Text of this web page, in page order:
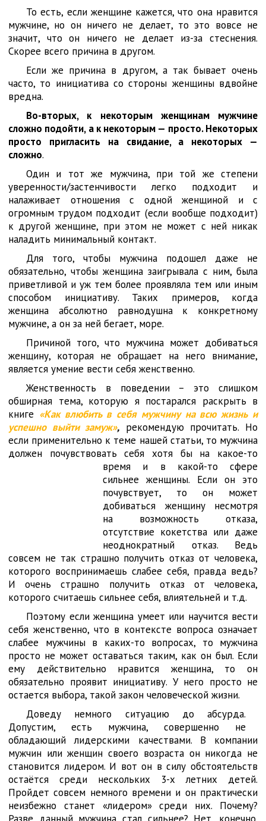
То есть, если женщине кажется, что она нравится
мужчине, но он ничего не делает, то это вовсе не
значит, что он ничего не делает из-за стеснения.
Скорее всего причина в другом.
Если же причина в другом, а так бывает очень
часто, то инициатива со стороны женщины вдвойне
вредна.
Во-вторых, к некоторым женщинам мужчине
сложно подойти, а к некоторым — просто. Некоторых
просто пригласить на свидание, а некоторых —
сложно.
Один и тот же мужчина, при той же степени
уверенности/застенчивости легко подходит и
налаживает отношения с одной женщиной и с
огромным трудом подходит (если вообще подходит)
к другой женщине, при этом не может с ней никак
наладить минимальный контакт.
Для того, чтобы мужчина подошел даже не
обязательно, чтобы женщина заигрывала с ним, была
приветливой и уж тем более проявляла тем или иным
способом инициативу. Таких примеров, когда
женщина абсолютно равнодушна к конкретному
мужчине, а он за ней бегает, море.
Причиной того, что мужчина может добиваться
женщину, которая не обращает на него внимание,
является умение вести себя женственно.
Женственность в поведении – это слишком
обширная тема, которую я постарался раскрыть в
книге «Как влюбить в себя мужчину на всю жизнь и
успешно выйти замуж», рекомендую прочитать. Но
если применительно к теме нашей статьи, то мужчина
должен почувствовать себя хотя бы на какое-то
время и в какой-то сфере
сильнее женщины. Если он это
почувствует, то он может
добиваться женщину несмотря
на возможность отказа,
отсутствие кокетства или даже
неоднократный отказ. Ведь
совсем не так страшно получить отказ от человека,
которого воспринимаешь слабее себя, правда ведь?
И очень страшно получить отказ от человека,
которого считаешь сильнее себя, влиятельней и т.д.
Поэтому если женщина умеет или научится вести
себя женственно, что в контексте вопроса означает
слабее мужчины в каких-то вопросах, то мужчина
просто не может оставаться таким, как он был. Если
ему действительно нравится женщина, то он
обязательно проявит инициативу. У него просто не
остается выбора, такой закон человеческой жизни.
Доведу немного ситуацию до абсурда.
Допустим, есть мужчина, совершенно не
обладающий лидерскими качествами. В компании
мужчин или женщин своего возраста он никогда не
становится лидером. И вот он в силу обстоятельств
остаётся среди нескольких 3-х летних детей.
Пройдет совсем немного времени и он практически
неизбежно станет «лидером» среди них. Почему?